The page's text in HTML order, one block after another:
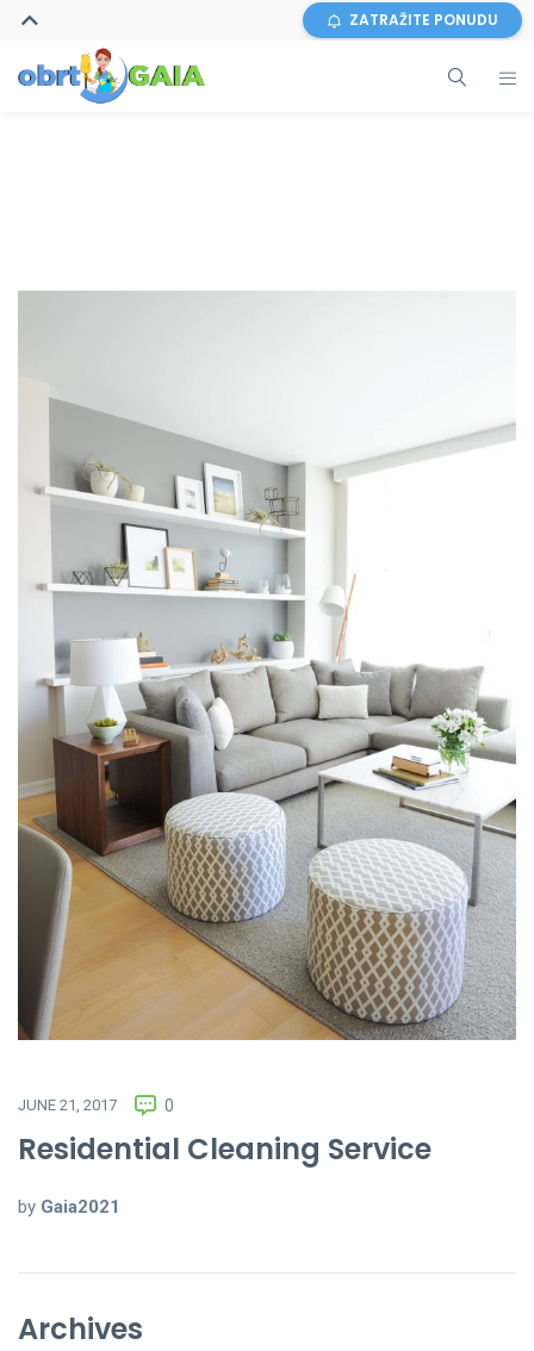
ZATRAŽITE PONUDU
JUNE 21, 2017 0
Residential Cleaning Service
by Gaia2021
Archives